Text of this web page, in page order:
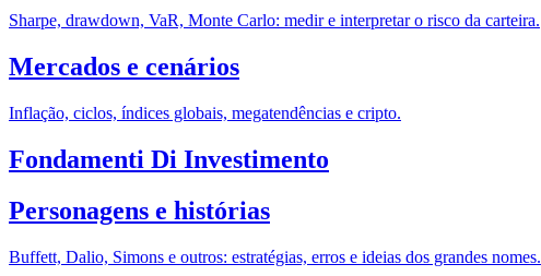
Sharpe, drawdown, VaR, Monte Carlo: medir e interpretar o risco da carteira.
Mercados e cenários
Inflação, ciclos, índices globais, megatendências e cripto.
Fondamenti Di Investimento
Personagens e histórias
Buffett, Dalio, Simons e outros: estratégias, erros e ideias dos grandes nomes.